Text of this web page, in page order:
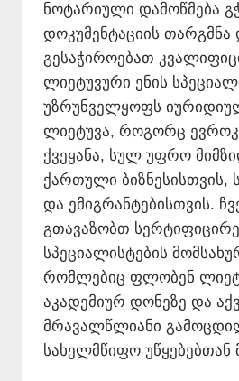
ნოტარიული დამოწმება
დოკუმენტაციის თარგმნა
გესაჭიროებათ
ლიეტუვური ენის
უზრუნველყოფს
ლიეტუვა, როგორც
ქვეყანა, სულ უფრო
ქართული ბიზნესისთვის,
და ემიგრანტებისთვის.
გთავაზობთ
სპეციალისტების
რომლებიც ფლობენ
აკადემიურ დონეზე და
მრავალწლიანი
სახელმწიფო უწყებებთან